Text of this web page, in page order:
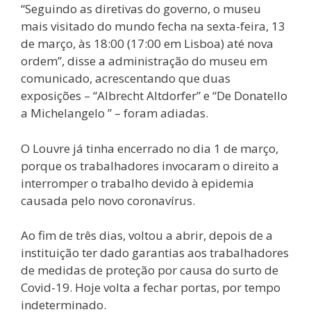
“Seguindo as diretivas do governo, o museu
mais visitado do mundo fecha na sexta-feira, 13
de março, às 18:00 (17:00 em Lisboa) até nova
ordem”, disse a administração do museu em
comunicado, acrescentando que duas
exposições – “Albrecht Altdorfer” e “De Donatello
a Michelangelo ” – foram adiadas.
O Louvre já tinha encerrado no dia 1 de março,
porque os trabalhadores invocaram o direito a
interromper o trabalho devido à epidemia
causada pelo novo coronavírus.
Ao fim de três dias, voltou a abrir, depois de a
instituição ter dado garantias aos trabalhadores
de medidas de proteção por causa do surto de
Covid-19. Hoje volta a fechar portas, por tempo
indeterminado.